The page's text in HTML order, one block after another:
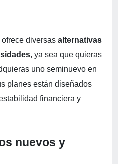
diversas alternativas
, ya sea que quieras
uno seminuevo en
planes están diseñados
financiera y
nuevos y